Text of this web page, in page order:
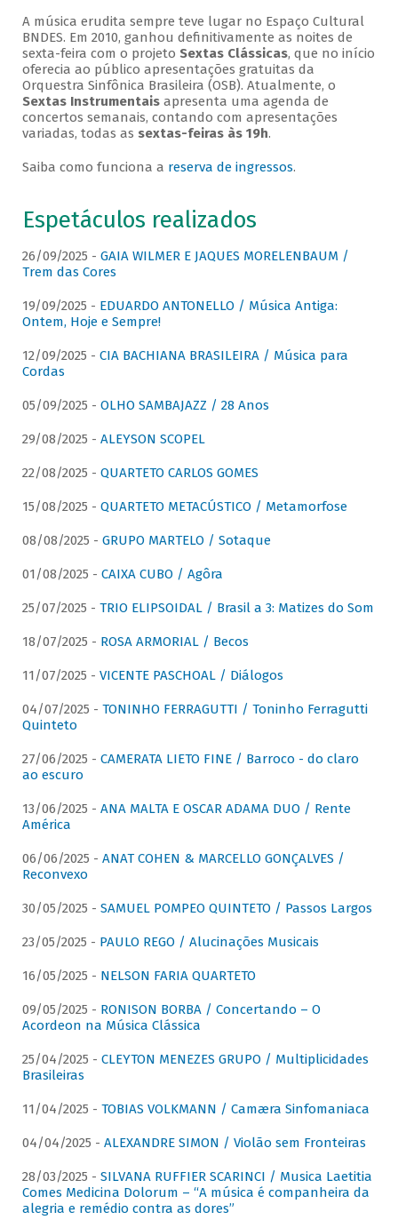
A música erudita sempre teve lugar no Espaço Cultural
BNDES. Em 2010, ganhou definitivamente as noites de
sexta-feira com o projeto Sextas Clássicas, que no início
oferecia ao público apresentações gratuitas da
Orquestra Sinfônica Brasileira (OSB). Atualmente, o
Sextas Instrumentaisapresenta uma agenda de
concertos semanais, contando com apresentações
variadas, todas as sextas-feiras às 19h.
Saiba como funciona a reserva de ingressos.
Espetáculos realizados
26/09/2025 - GAIA WILMER E JAQUES MORELENBAUM /
Trem das Cores
19/09/2025 - EDUARDO ANTONELLO / Música Antiga:
Ontem, Hoje e Sempre!
12/09/2025 - CIA BACHIANA BRASILEIRA / Música para
Cordas
05/09/2025 - OLHO SAMBAJAZZ / 28 Anos
29/08/2025 - ALEYSON SCOPEL
22/08/2025 - QUARTETO CARLOS GOMES
15/08/2025 - QUARTETO METACÚSTICO / Metamorfose
08/08/2025 - GRUPO MARTELO / Sotaque
01/08/2025 - CAIXA CUBO / Agôra
25/07/2025 - TRIO ELIPSOIDAL / Brasil a 3: Matizes do Som
18/07/2025 - ROSA ARMORIAL / Becos
11/07/2025 - VICENTE PASCHOAL / Diálogos
04/07/2025 - TONINHO FERRAGUTTI / Toninho Ferragutti
Quinteto
27/06/2025 - CAMERATA LIETO FINE / Barroco - do claro
ao escuro
13/06/2025 - ANA MALTA E OSCAR ADAMA DUO / Rente
América
06/06/2025 - ANAT COHEN & MARCELLO GONÇALVES /
Reconvexo
30/05/2025 - SAMUEL POMPEO QUINTETO / Passos Largos
23/05/2025 - PAULO REGO / Alucinações Musicais
16/05/2025 - NELSON FARIA QUARTETO
09/05/2025 - RONISON BORBA / Concertando – O
Acordeon na Música Clássica
25/04/2025 - CLEYTON MENEZES GRUPO / Multiplicidades
Brasileiras
11/04/2025 - TOBIAS VOLKMANN / Camæra Sinfomaniaca
04/04/2025 - ALEXANDRE SIMON / Violão sem Fronteiras
28/03/2025 - SILVANA RUFFIER SCARINCI / Musica Laetitia
Comes Medicina Dolorum – “A música é companheira da
alegria e remédio contra as dores”